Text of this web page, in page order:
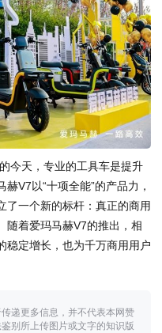
今天，专业的工具车是提升
V7以“十项全能”的产品力，
了一个新的标杆：真正的商用
随着爱玛马赫V7的推出，相
稳定增长，也为千万商用用户
递更多信息，并不代表本网赞
别所上传图片或文字的知识版